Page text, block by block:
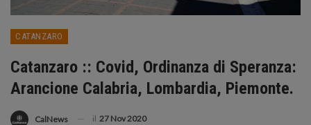
CATANZARO
Catanzaro :: Covid, Ordinanza di Speranza:
Arancione Calabria, Lombardia, Piemonte.
CalNews il 27 Nov 2020